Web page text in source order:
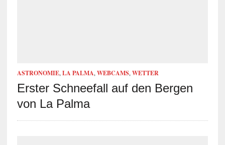
ASTRONOMIE, LA PALMA, WEBCAMS, WETTER
Erster Schneefall auf den Bergen
von La Palma